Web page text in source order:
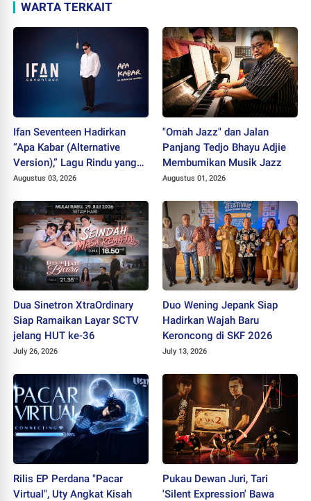
WARTA TERKAIT
Ifan Seventeen Hadirkan
“Apa Kabar (Alternative
Version),” Lagu Rindu yang
Belum Usai
Augustus 03, 2026
"Omah Jazz" dan Jalan
Panjang Tedjo Bhayu Adjie
Membumikan Musik Jazz
Augustus 01, 2026
Dua Sinetron XtraOrdinary
Siap Ramaikan Layar SCTV
jelang HUT ke-36
July 26, 2026
Duo Wening Jepank Siap
Hadirkan Wajah Baru
Keroncong di SKF 2026
July 13, 2026
Rilis EP Perdana "Pacar
Virtual", Uty Angkat Kisah
Pukau Dewan Juri, Tari
'Silent Expression' Bawa